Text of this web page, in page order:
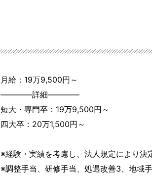
月給：19万9,500円～
――――詳細――――
短大・専門卒：19万9,500円～
四大卒：20万1,500円～
※経験・実績を考慮し、法人規定により決
※調整手当、研修手当、処遇改善3、地域